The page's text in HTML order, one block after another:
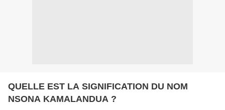
QUELLE EST LA SIGNIFICATION DU NOM
NSONA KAMALANDUA ?